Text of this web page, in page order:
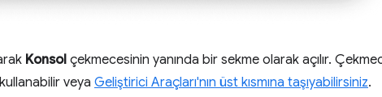
Konsol çekmecesinin yanında bir sekme olarak açılır.
veya Geliştirici Araçları'nın üst kısmına taşıyabilirsiniz.